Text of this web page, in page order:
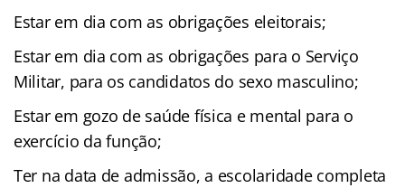
Estar em dia com as obrigações eleitorais;
Estar em dia com as obrigações para o Serviço
Militar, para os candidatos do sexo masculino;
Estar em gozo de saúde física e mental para o
exercício da função;
Ter na data de admissão, a escolaridade completa